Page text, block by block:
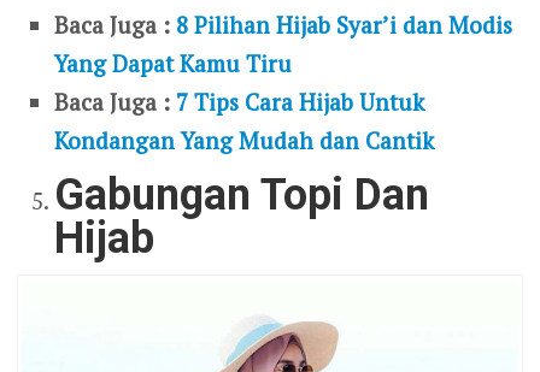
Baca Juga : 8 Pilihan Hijab Syar’i dan Modis
Yang Dapat Kamu Tiru
Baca Juga : 7 Tips Cara Hijab Untuk
Kondangan Yang Mudah dan Cantik
Gabungan Topi Dan
Hijab